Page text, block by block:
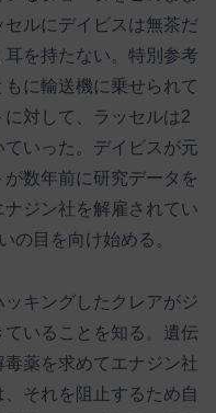
ルにデイビスは無茶だ
を持たない。特別参考
に輸送機に乗せられて
対して、ラッセルは2
いった。デイビスが元
数年前に研究データを
ジン社を解雇されてい
の目を向け始める。
キングしたクレアがジ
いることを知る。遺伝
薬を求めてエナジン社
それを阻止するため自